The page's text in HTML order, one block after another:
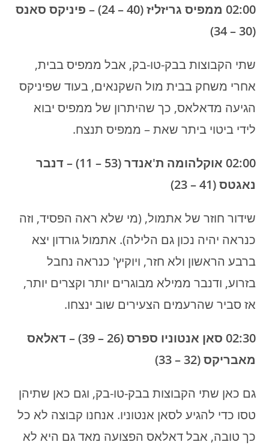
02:00 ממפיס גריזליז (40 – 24) – פיניקס סאנס
(30 – 34)
שתי הקבוצות בבק-טו-בק, אבל ממפיס בבית,
אחרי משחק בבית מול השקנאים, בעוד שפיניקס
הגיעה מדאלאס, כך שהיתרון של ממפיס יבוא
לידי ביטוי ביתר שאת – ממפיס תנצח.
02:00 אוקלהומה ת'אנדר (53 – 11) – דנבר
נאגטס (41 – 23)
שידור חוזר של אתמול, (מי שלא ראה הפסיד, וזה
כנראה יהיה נכון גם הלילה). אתמול גורדון יצא
ברבע הראשון ולא חזר, ויוקיץ' כנראה נחבל
בזרוע, ודנבר ממילא מבוגרים יותר וקצרים יותר,
אז סביר שהרעמים הצעירים שוב ינצחו.
02:30 סאן אנטוניו ספרס (26 – 39) – דאלאס
מאבריקס (32 – 33)
גם כאן שתי הקבוצות בבק-טו-בק, וגם כאן שתיהן
טסו כדי להגיע לסאן אנטוניו. אנחנו קבוצה לא כל
כך טובה, אבל דאלאס הפצועה מאד גם היא לא